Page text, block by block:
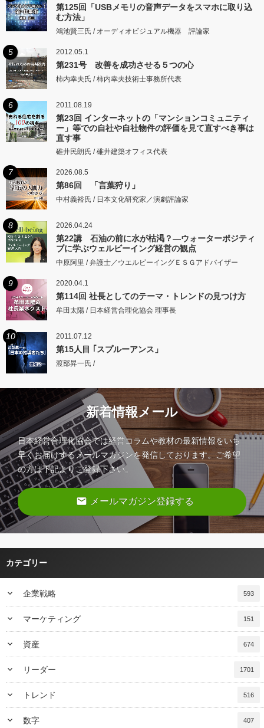
第125回「USBメモリの音声データをスマホに取り込
む方法」
鴻池賢三氏 / オーディオビジュアル機器 評論家
5 2012.05.1
第231号 改善を成功させる５つの心
柿内幸夫氏 / 柿内幸夫技術士事務所代表
6 2011.08.19
第23回 インターネットの「マンションコミュニティ
ー」等での自社や自社物件の評価を見て直すべき事は
直す事
碓井民朗氏 / 碓井建築オフィス代表
7 2026.08.5
第86回 「言葉狩り」
中村義裕氏 / 日本文化研究家／演劇評論家
8 2026.04.24
第22講 石油の前に水が枯渇？―ウォーターポジティ
ブに学ぶウェルビーイング経営の観点
中原阿里 / 弁護士／ウエルビーイングＥＳＧアドバイザー
9 2020.04.1
第114回 社長としてのテーマ・トレンドの見つけ方
牟田太陽 / 日本経営合理化協会 理事長
10 2011.07.12
第15人目 ｢スプルーアンス」
渡部昇一氏 /
新着情報メール
日本経営合理化協会では経営コラムや教材の最新情報をいち
早くお届けするメールマガジンを発信しております。ご希望
の方は下記よりご登録下さい。
email メールマガジン登録する
カテゴリー
keyboard_arrow_down 企業戦略 593
keyboard_arrow_down マーケティング 151
keyboard_arrow_down 資産 674
keyboard_arrow_down リーダー 1701
keyboard_arrow_down トレンド 516
keyboard_arrow_down 数字 407